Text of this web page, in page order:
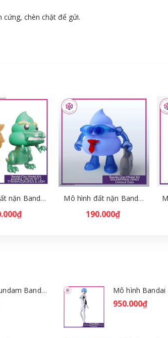
cứng, chèn chặt để gửi.
Mô hình đất nặn Bandai Clay Model Kit ANIMAL UNCHI SET 2 TYRANNOSAURUS & LION [GDB] Mô hình đất nặn Bandai Clay Model Kit SALARYMAN UNKO - Unkosul Days [GDB]
190.000₫
Mô hình Gundam Bandai HGGQ Zaku 1/144 – MSG GQuuuuuuX [GDB] [BHG]
950.000₫